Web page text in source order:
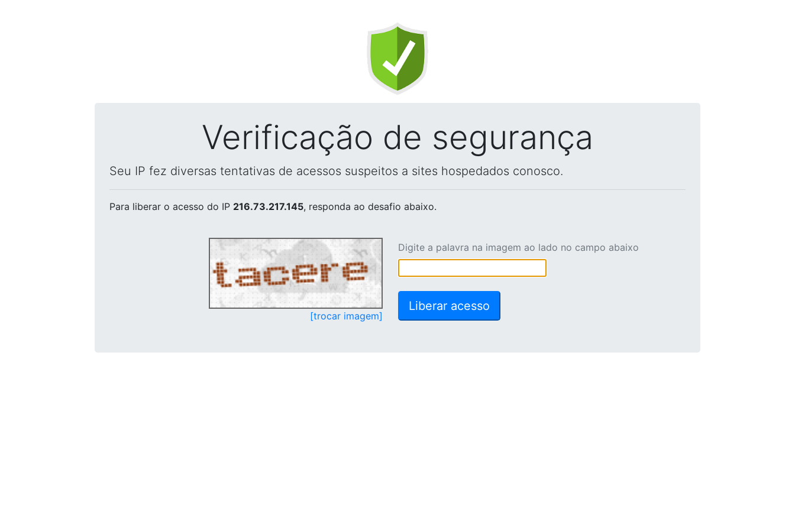
Verificação de segurança
Seu IP fez diversas tentativas de acessos suspeitos a sites hospedados conosco.
Para liberar o acesso do IP 216.73.217.145, responda ao desafio abaixo.
[trocar imagem]
Digite a palavra na imagem ao lado no campo abaixo